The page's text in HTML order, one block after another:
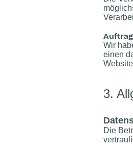
Wir
einen
3.
Die